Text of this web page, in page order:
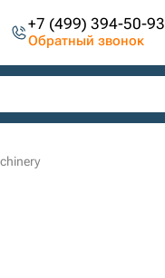
+7 (499) 394-50-93
Обратный звонок